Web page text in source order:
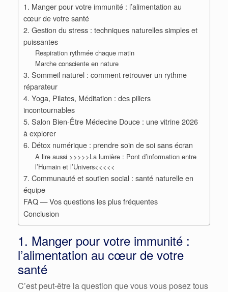
1. Manger pour votre immunité : l’alimentation au
cœur de votre santé
2. Gestion du stress : techniques naturelles simples et
puissantes
Respiration rythmée chaque matin
Marche consciente en nature
3. Sommeil naturel : comment retrouver un rythme
réparateur
4. Yoga, Pilates, Méditation : des piliers
incontournables
5. Salon Bien-Être Médecine Douce : une vitrine 2026
à explorer
6. Détox numérique : prendre soin de soi sans écran
A lire aussi >>>>>La lumière : Pont d’information entre
l’Humain et l’Univers<<<<<
7. Communauté et soutien social : santé naturelle en
équipe
FAQ — Vos questions les plus fréquentes
Conclusion
1. Manger pour votre immunité :
l’alimentation au cœur de votre
santé
C’est peut-être la question que vous vous posez tous